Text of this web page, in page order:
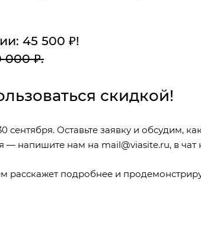
45 500 ₽!
000 ₽.
скидкой!
сентября. Оставьте заявку и обсудим,
— напишите нам на mail@viasite.ru, в
расскажет подробнее и